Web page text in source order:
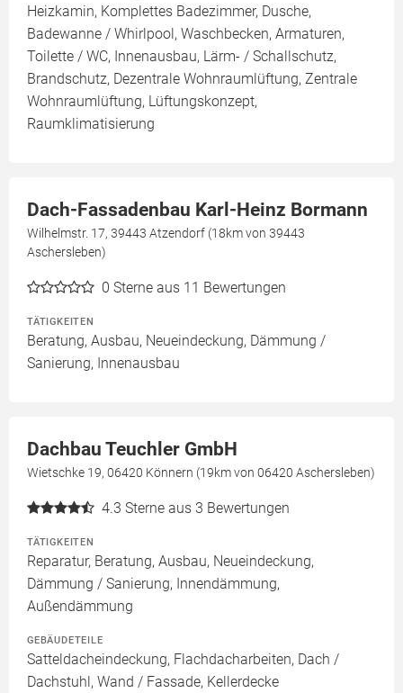
Heizkamin, Komplettes Badezimmer, Dusche,
Badewanne / Whirlpool, Waschbecken, Armaturen,
Toilette / WC, Innenausbau, Lärm- / Schallschutz,
Brandschutz, Dezentrale Wohnraumlüftung, Zentrale
Wohnraumlüftung, Lüftungskonzept,
Raumklimatisierung
Dach-Fassadenbau Karl-Heinz Bormann
Wilhelmstr. 17, 39443 Atzendorf (18km von 39443
Aschersleben)
0 Sterne aus 11 Bewertungen
TÄTIGKEITEN
Beratung, Ausbau, Neueindeckung, Dämmung /
Sanierung, Innenausbau
Dachbau Teuchler GmbH
Wietschke 19, 06420 Könnern (19km von 06420 Aschersleben)
4.3 Sterne aus 3 Bewertungen
TÄTIGKEITEN
Reparatur, Beratung, Ausbau, Neueindeckung,
Dämmung / Sanierung, Innendämmung,
Außendämmung
GEBÄUDETEILE
Satteldacheindeckung, Flachdacharbeiten, Dach /
Dachstuhl, Wand / Fassade, Kellerdecke